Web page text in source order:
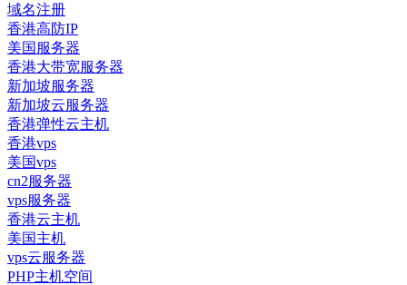
域名注册
香港高防IP
美国服务器
香港大带宽服务器
新加坡服务器
新加坡云服务器
香港弹性云主机
香港vps
美国vps
cn2服务器
vps服务器
香港云主机
美国主机
vps云服务器
PHP主机空间